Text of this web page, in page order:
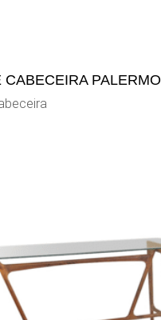
CABECEIRA PALERMO